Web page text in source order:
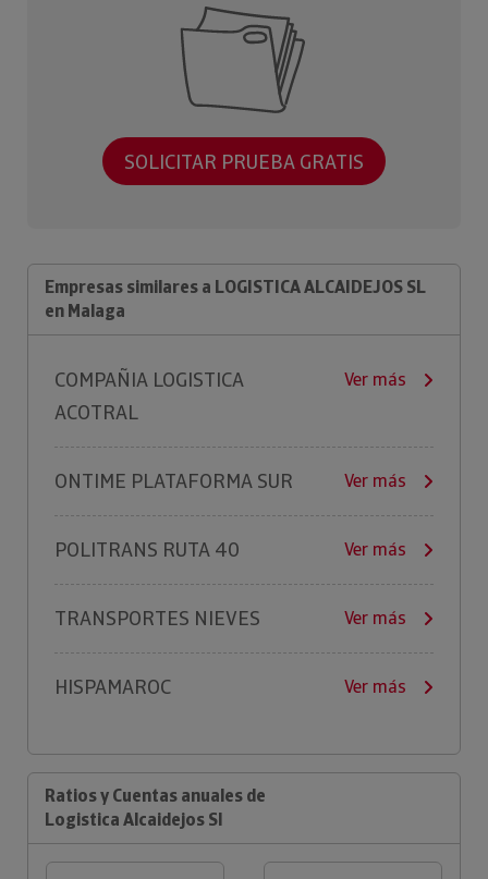
SOLICITAR PRUEBA GRATIS
Empresas similares a LOGISTICA ALCAIDEJOS SL
en Malaga
COMPAÑIA LOGISTICA
ACOTRAL
Ver más
ONTIME PLATAFORMA SUR Ver más
POLITRANS RUTA 40 Ver más
TRANSPORTES NIEVES Ver más
HISPAMAROC Ver más
Ratios y Cuentas anuales de
Logistica Alcaidejos Sl